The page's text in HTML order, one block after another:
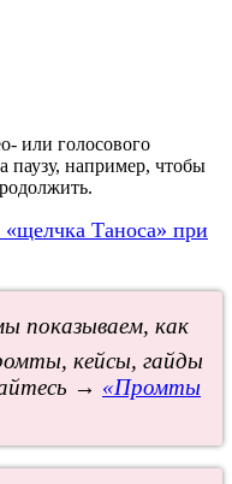
или голосового
паузу, например, чтобы
Таноса» при
показываем, как
кейсы, гайды
→ «Промты